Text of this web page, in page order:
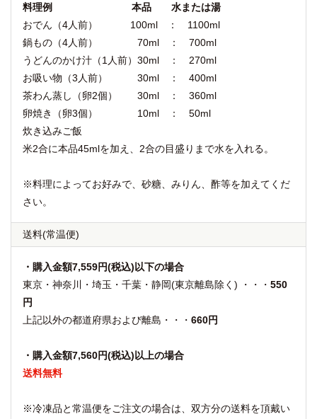
料理例 本品 水または湯
おでん（4人前） 100ml ： 1100ml
鍋もの（4人前） 70ml ： 700ml
うどんのかけ汁（1人前）30ml ： 270ml
お吸い物（3人前） 30ml ： 400ml
茶わん蒸し（卵2個） 30ml ： 360ml
卵焼き（卵3個） 10ml ： 50ml
炊き込みご飯
米2合に本品45mlを加え、2合の目盛りまで水を入れる。
※料理によってお好みで、砂糖、みりん、酢等を加えてくだ
さい。
送料(常温便)
・購入金額7,559円(税込)以下の場合
東京・神奈川・埼玉・千葉・静岡(東京離島除く) ・・・ 550
円
上記以外の都道府県および離島・・・ 660円
・購入金額7,560円(税込)以上の場合
送料無料
※冷凍品と常温便をご注文の場合は、双方分の送料を頂戴い